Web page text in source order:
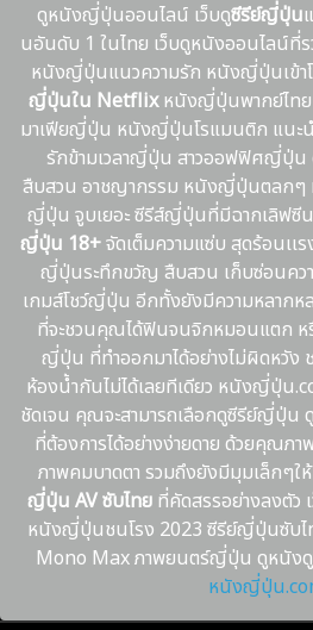
ดูหนังญี่ปุ่นออนไลน์ เว็บดูซีรีย์ญี่ปุ่น
นอันดับ 1 ในไทย เว็บดูหนังออนไลน์ที่
หนังญี่ปุ่นแนวความรัก หนังญี่ปุ่นเข้า
ญี่ปุ่นใน Netflixหนังญี่ปุ่นพากย์ไทย
มาเฟียญี่ปุ่น หนังญี่ปุ่นโรแมนติก แนะนํ
รักข้ามเวลาญี่ปุ่น สาวออฟฟิศญี่ปุ่
สืบสวน อาชญากรรม หนังญี่ปุ่นตลกๆ
ญี่ปุ่น จูบเยอะ ซีรีส์ญี่ปุ่นที่มีฉากเลิฟซี
ญี่ปุ่น 18+จัดเต็มความแซ่บ สุดร้อนเเ
ญี่ปุ่นระทึกขวัญ สืบสวน เก็บซ่อนคว
เกมส์โชว์ญี่ปุ่น อีกทั้งยังมีความหลากห
ที่จะชวนคุณได้ฟินจนจิกหมอนแตก ห
ญี่ปุ่น ที่ทำออกมาได้อย่างไม่ผิดหวัง
ห้องน้ำกันไม่ได้เลยทีเดียว หนังญี่ปุ่น
ชัดเจน คุณจะสามารถเลือกดูซีรีย์ญี่ปุ่น
ที่ต้องการได้อย่างง่ายดาย ด้วยคุณภ
ภาพคมบาดตา รวมถึงยังมีมุมเล็กๆใ
ญี่ปุ่น AV ซับไทยที่คัดสรรอย่างลงตัว
หนังญี่ปุ่นชนโรง 2023 ซีรีย์ญี่ปุ่นซับ
Mono Max ภาพยนตร์ญี่ปุ่น ดูหนัง
หนังญี่ปุ่น